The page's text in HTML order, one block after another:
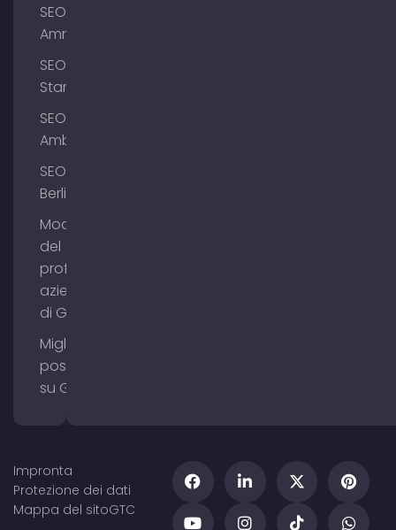
SEO
Ammersee
SEO
Starnberg
SEO
Amburgo
SEO
Berlino
Modifica
del
profilo
aziendale
di Google
Migliorare il
posizionamento
su Google Maps
Impronta
Protezione dei dati
Mappa del sitoGTC